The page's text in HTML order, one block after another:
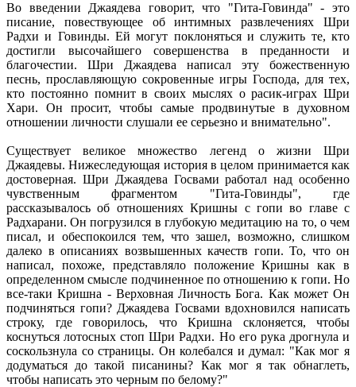
Во введении Джаядева говорит, что "Гита-Говинда" - это
писание, повествующее об интимных развлечениях Шри
Радхи и Говинды. Ей могут поклоняться и служить те, кто
достигли высочайшего совершенства в преданности и
благочестии. Шри Джаядева написал эту божественную
песнь, прославляющую сокровенные игры Господа, для тех,
кто постоянно помнит в своих мыслях о расик-играх Шри
Хари. Он просит, чтобы самые продвинутые в духовном
отношении личности слушали ее серьезно и внимательно".
Существует великое множество легенд о жизни Шри
Джаядевы. Нижеследующая история в целом принимается как
достоверная. Шри Джаядева Госвами работал над особенно
чувственным фрагментом "Гита-Говинды", где
рассказывалось об отношениях Кришны с гопи во главе с
Радхарани. Он погрузился в глубокую медитацию на то, о чем
писал, и обеспокоился тем, что зашел, возможно, слишком
далеко в описаниях возвышенных качеств гопи. То, что он
написал, похоже, представляло положение Кришны как в
определенном смысле подчиненное по отношению к гопи. Но
все-таки Кришна - Верховная Личность Бога. Как может Он
подчиняться гопи? Джаядева Госвами вдохновился написать
строку, где говорилось, что Кришна склоняется, чтобы
коснуться лотосных стоп Шри Радхи. Но его рука дрогнула и
соскользнула со страницы. Он колебался и думал: "Как мог я
додуматься до такой писанины? Как мог я так обнаглеть,
чтобы написать это черным по белому?"